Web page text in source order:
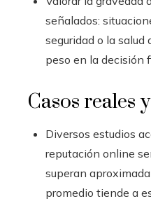
señalados:
seguridad o la
peso en la decisión
Casos reales
Diversos estudios
reputación online
superan
promedio tiende a